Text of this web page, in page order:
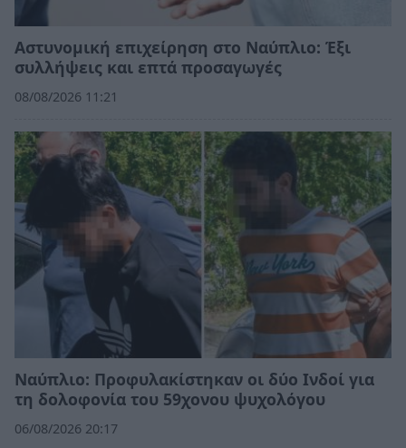
Αστυνομική επιχείρηση στο Ναύπλιο: Έξι
συλλήψεις και επτά προσαγωγές
08/08/2026 11:21
Ναύπλιο: Προφυλακίστηκαν οι δύο Ινδοί για
τη δολοφονία του 59χονου ψυχολόγου
06/08/2026 20:17